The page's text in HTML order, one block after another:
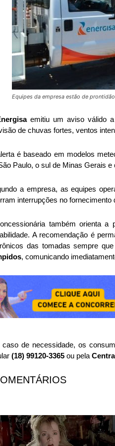
Equipes da empresa estão de
emitiu um aviso válido
de chuvas fortes, ventos
é baseado em modelos
Paulo, o sul de Minas Gerais e
a empresa, as equipes
interrupções no
também orienta a
A recomendação é
das tomadas sempre
, comunicando
caso de necessidade, os
(18) 99120-3365 ou pela